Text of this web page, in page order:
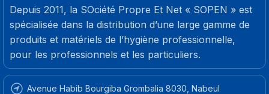
Depuis 2011, la SOciété Propre Et Net « SOPEN » est
spécialisée dans la distribution d’une large gamme de
produits et matériels de l’hygiène professionnelle,
pour les professionnels et les particuliers.
Avenue Habib Bourgiba Grombalia 8030, Nabeul